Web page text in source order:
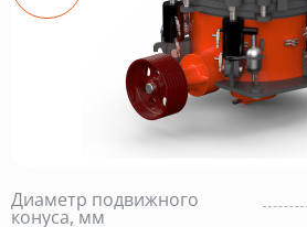
Диаметр подвижного
конуса, мм